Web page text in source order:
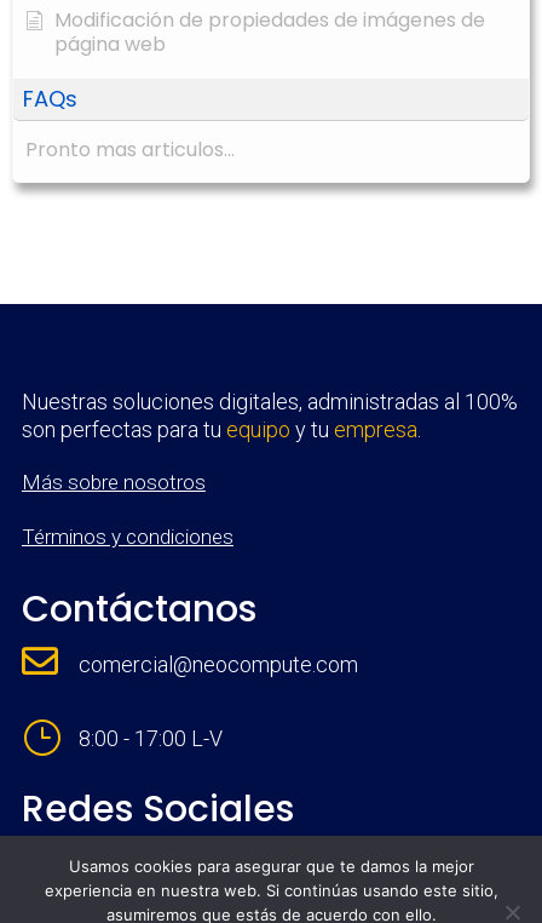
Modificación de propiedades de imágenes de
página web
FAQs
Pronto mas articulos...
Nuestras soluciones digitales, administradas al 100%
son perfectas para tu equipo y tu empresa
Más sobre nosotros
Términos y condiciones
Contáctanos
 comercial@neocompute.com
} 8:00 - 17:00 L-V
Redes Sociales
Usamos cookies para asegurar que te damos la mejor
experiencia en nuestra web. Si continúas usando este sitio,
asumiremos que estás de acuerdo con ello.